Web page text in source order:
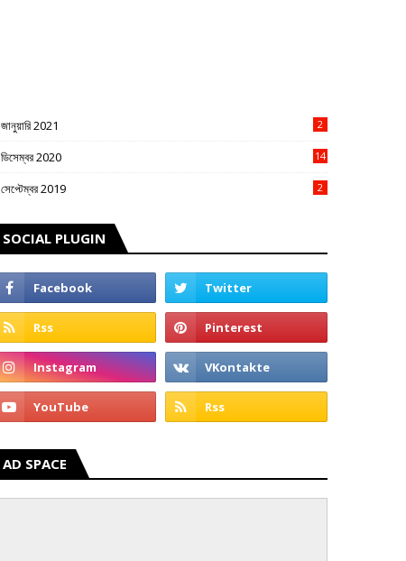
জানুয়ারি 2021 2
ডিসেম্বর 2020
14
সেপ্টেম্বর 2019 2
SOCIAL PLUGIN
AD SPACE